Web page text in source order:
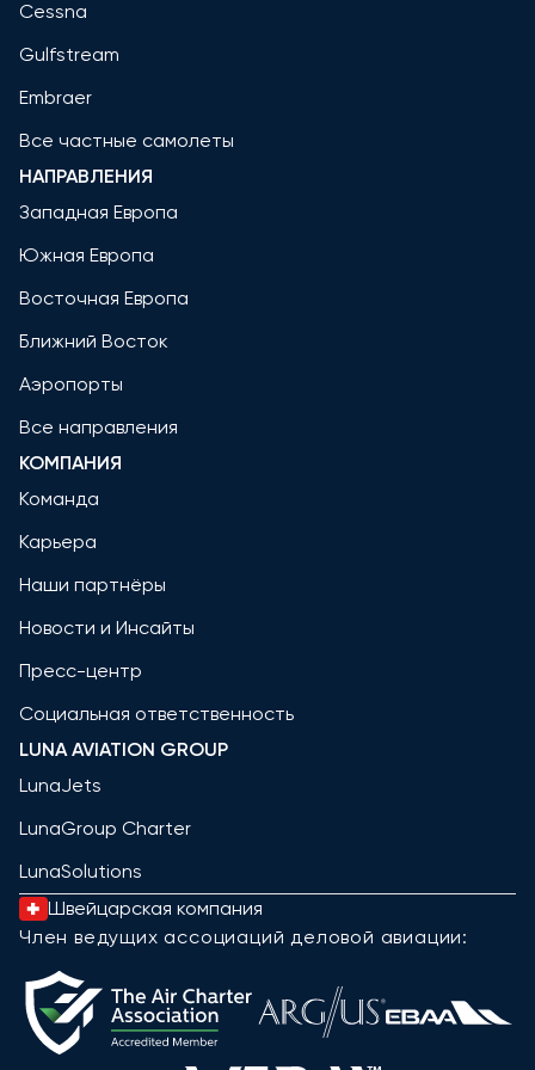
Cessna
Gulfstream
Embraer
Все частные самолеты
НАПРАВЛЕНИЯ
Западная Европа
Южная Европа
Восточная Европа
Ближний Восток
Аэропорты
Все направления
КОМПАНИЯ
Команда
Карьера
Наши партнёры
Новости и Инсайты
Пресс-центр
Социальная ответственность
LUNA AVIATION GROUP
LunaJets
LunaGroup Charter
LunaSolutions
Швейцарская компания
Член ведущих ассоциаций деловой авиации: